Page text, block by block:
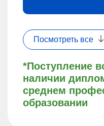
*Поступление
наличии
среднем
образовании
Посмотреть все